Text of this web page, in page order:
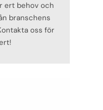
ert behov och
branschens
oss för